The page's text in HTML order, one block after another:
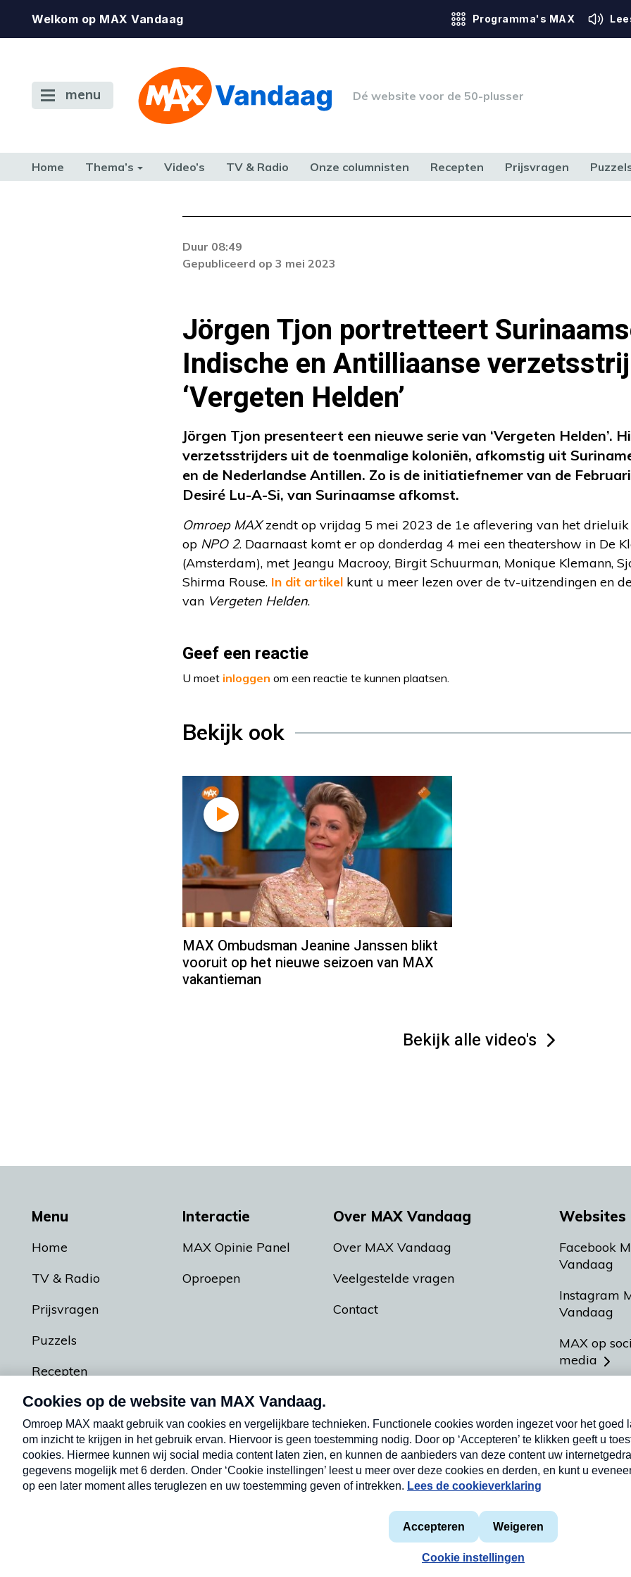
Welkom op MAX Vandaag Programma's MAX
menu Dé website voor de 50-plusser
Home Thema’s Video’s TV & Radio Onze columnisten Recepten Prijsvragen
De gewenste stream is op dit moment niet
beschikbaar. Als het probleem zich blijft voordoen,
Duur 08:49
Gepubliceerd op 3 mei 2023
Jörgen Tjon portretteert
Indische en Antilliaanse
‘Vergeten Helden’
Jörgen Tjon presenteert een nieuwe serie van ‘Vergeten Helden’.
verzetsstrijders uit de toenmalige koloniën, afkomstig uit
en de Nederlandse Antillen. Zo is de initiatiefnemer van de
Desiré Lu-A-Si, van Surinaamse afkomst.
Omroep MAXzendt op vrijdag 5 mei 2023 de 1e aflevering van het
op NPO 2. Daarnaast komt er op donderdag 4 mei een theatershow in De
(Amsterdam), met Jeangu Macrooy, Birgit Schuurman, Monique Klemann,
Shirma Rouse. In dit artikel kunt u meer lezen over de tv-uitzendingen en
van Vergeten Helden.
Geef een reactie
U moet inloggen om een reactie te kunnen plaatsen.
Bekijk ook
MAX Ombudsman Jeanine Janssen blikt
vooruit op het nieuwe seizoen van MAX
vakantieman
Bekijk alle video's
Menu
Home
TV & Radio
Prijsvragen
Puzzels
Recepten
Podcasts
Interactie
MAX Opinie Panel
Oproepen
Over MAX Vandaag
Over MAX Vandaag
Veelgestelde vragen
Contact
Websites
Facebook
Vandaag
Instagram
Vandaag
MAX op
media
Meldpunt
Heel
Privacyverklaring
Cookieverklaring